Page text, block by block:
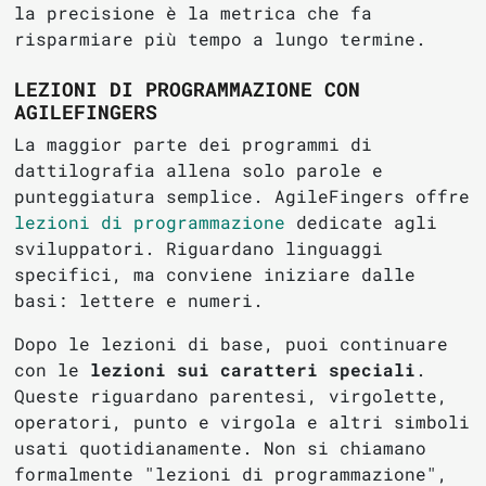
la precisione è la metrica che fa
risparmiare più tempo a lungo termine.
LEZIONI DI PROGRAMMAZIONE CON
AGILEFINGERS
La maggior parte dei programmi di
dattilografia allena solo parole e
punteggiatura semplice. AgileFingers offre
lezioni di programmazione dedicate agli
sviluppatori. Riguardano linguaggi
specifici, ma conviene iniziare dalle
basi: lettere e numeri.
Dopo le lezioni di base, puoi continuare
con le lezioni sui caratteri speciali .
Queste riguardano parentesi, virgolette,
operatori, punto e virgola e altri simboli
usati quotidianamente. Non si chiamano
formalmente "lezioni di programmazione",